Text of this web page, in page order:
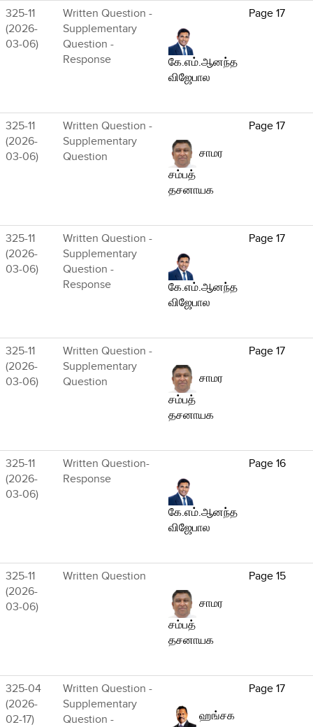
325-11
(2026-
03-06)
Written Question -
Supplementary
Question -
Response
கே.எம்.ஆனந்த
விஜேபால
Page 17
325-11
(2026-
03-06)
Written Question -
Supplementary
Question
சாமர
சம்பத்
தசனாயக
Page 17
325-11
(2026-
03-06)
Written Question -
Supplementary
Question -
Response
கே.எம்.ஆனந்த
விஜேபால
Page 17
325-11
(2026-
03-06)
Written Question -
Supplementary
Question
சாமர
சம்பத்
தசனாயக
Page 17
325-11
(2026-
03-06)
Written Question-
Response
கே.எம்.ஆனந்த
விஜேபால
Page 16
325-11
(2026-
03-06)
Written Question
சாமர
சம்பத்
தசனாயக
Page 15
325-04
(2026-
02-17)
Written Question -
Supplementary
Question -
ஹங்சக
Page 17